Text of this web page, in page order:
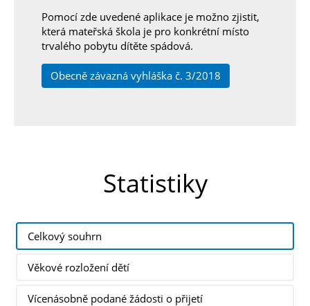
Pomocí zde uvedené aplikace je možno zjistit,
která mateřská škola je pro konkrétní místo
trvalého pobytu dítěte spádová.
Obecně závazná vyhláška č. 3/2018
Statistiky
Celkový souhrn
Věkové rozložení dětí
Vícenásobně podané žádosti o přijetí